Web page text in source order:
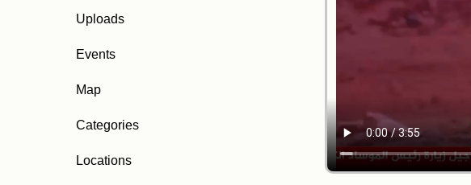
Uploads
Events
Map
Categories
Locations